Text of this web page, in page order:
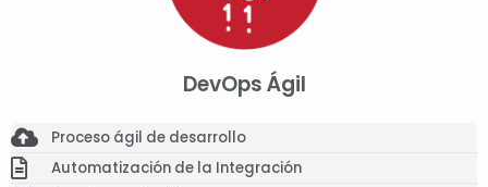
DevOps Ágil
Proceso ágil de desarrollo
Automatización de la Integración